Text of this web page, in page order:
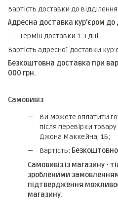
Вартість доставки до
Адресна доставка кур'єром до
Термін доставки 1-3 дні
Вартість адресної доставки
Безкоштовна доставка при
000 грн.
Самовивіз
Ви можете оплатити
після перевірки
Джона Маккейна, 1Б;
Вартість: Безкоштовно
Самовивіз із магазину -
зробленими
підтвердження
магазину.